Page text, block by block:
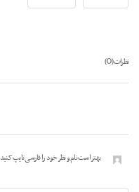
نظرات (0
)
بهتر است نام و نظر خود را فارسی تایپ کنید